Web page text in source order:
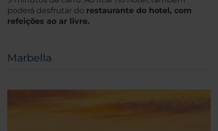
poderá desfrutar do restaurante do hotel, com
refeições ao ar livre.
Marbella